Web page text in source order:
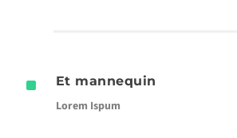
^ Et mannequin
Lorem Ispum